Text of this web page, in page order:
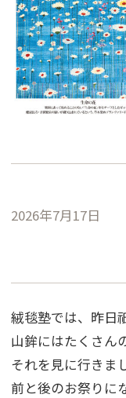
2026年7月17日
絨毯塾では、昨日
山鉾にはたくさん
それを見に行きま
前と後のお祭りに